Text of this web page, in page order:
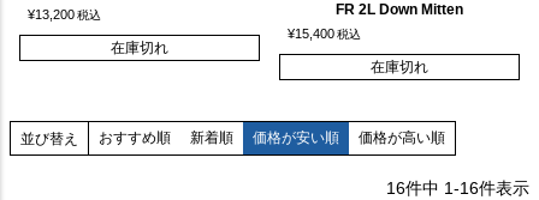
¥13,200税込
在庫切れ
FR 2L Down Mitten
¥15,400税込
在庫切れ
並び替え おすすめ順 新着順 価格が安い順 価格が高い順
16件中 1-16件表示